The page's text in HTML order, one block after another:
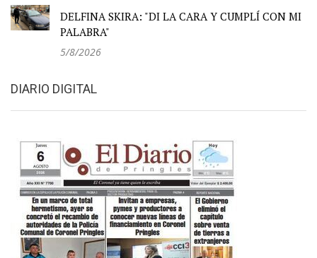
DELFINA SKIRA: "DI LA CARA Y CUMPLÍ CON MI
PALABRA"
5/8/2026
DIARIO DIGITAL